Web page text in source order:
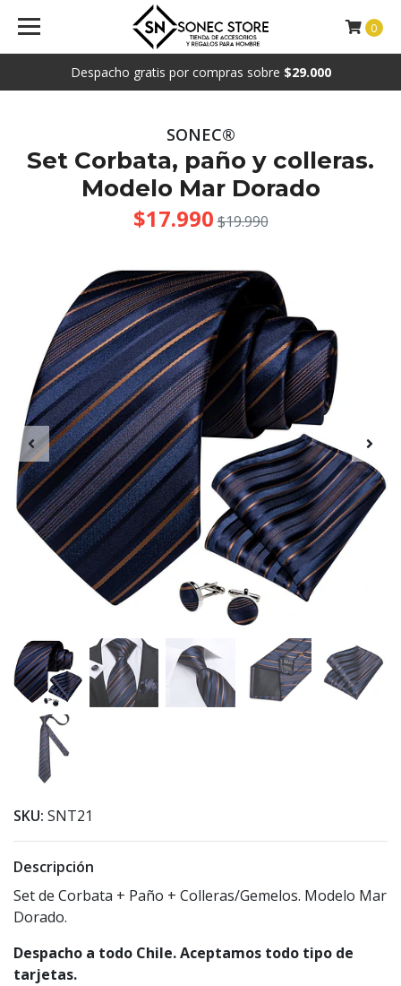
Despacho gratis por compras sobre $29.000
0
SONEC®
Set Corbata, paño y colleras.
Modelo Mar Dorado
$17.990 $19.990
SKU: SNT21
Descripción
Set de Corbata + Paño + Colleras/Gemelos. Modelo Mar
Dorado.
Despacho a todo Chile. Aceptamos todo tipo de
tarjetas.